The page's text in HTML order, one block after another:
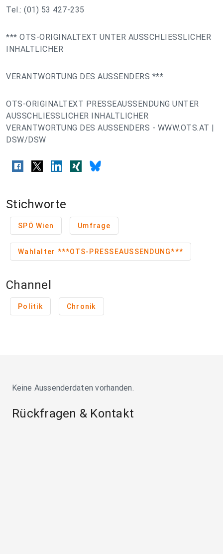
Tel.: (01) 53 427-235
*** OTS-ORIGINALTEXT UNTER AUSSCHLIESSLICHER
INHALTLICHER
VERANTWORTUNG DES AUSSENDERS ***
OTS-ORIGINALTEXT PRESSEAUSSENDUNG UNTER
AUSSCHLIESSLICHER INHALTLICHER
VERANTWORTUNG DES AUSSENDERS - WWW.OTS.AT |
DSW/DSW
Stichworte
SPÖ Wien Umfrage
Wahlalter ***OTS-PRESSEAUSSENDUNG***
Channel
Politik Chronik
Keine Aussenderdaten vorhanden.
Rückfragen & Kontakt